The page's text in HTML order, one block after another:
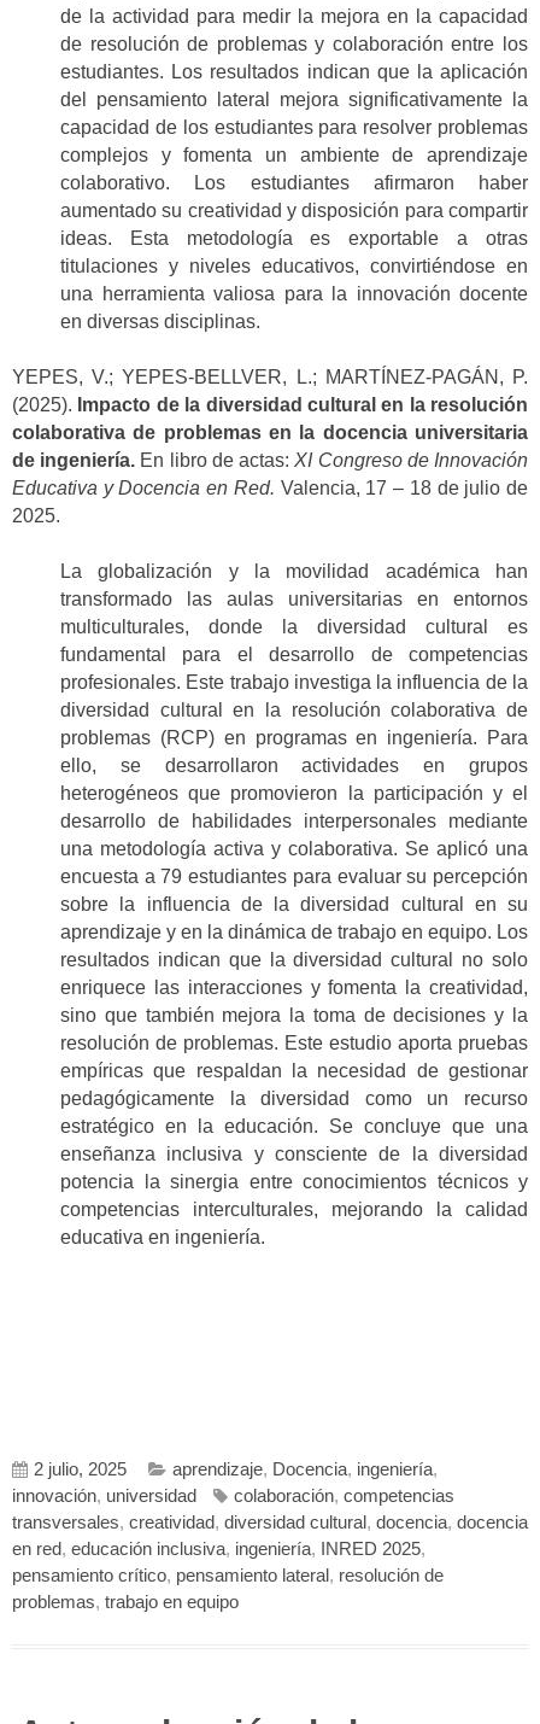
de la actividad para medir la mejora en la capacidad
de resolución de problemas y colaboración entre los
estudiantes. Los resultados indican que la aplicación
del pensamiento lateral mejora significativamente la
capacidad de los estudiantes para resolver problemas
complejos y fomenta un ambiente de aprendizaje
colaborativo. Los estudiantes afirmaron haber
aumentado su creatividad y disposición para compartir
ideas. Esta metodología es exportable a otras
titulaciones y niveles educativos, convirtiéndose en
una herramienta valiosa para la innovación docente
en diversas disciplinas.
YEPES, V.; YEPES-BELLVER, L.; MARTÍNEZ-PAGÁN, P.
(2025). Impacto de la diversidad cultural en la resolución
colaborativa de problemas en la docencia universitaria
de ingeniería. En libro de actas:XI Congreso de Innovación
Educativa y Docencia en Red. Valencia, 17 – 18 de julio de
2025.
La globalización y la movilidad académica han
transformado las aulas universitarias en entornos
multiculturales, donde la diversidad cultural es
fundamental para el desarrollo de competencias
profesionales. Este trabajo investiga la influencia de la
diversidad cultural en la resolución colaborativa de
problemas (RCP) en programas en ingeniería. Para
ello, se desarrollaron actividades en grupos
heterogéneos que promovieron la participación y el
desarrollo de habilidades interpersonales mediante
una metodología activa y colaborativa. Se aplicó una
encuesta a 79 estudiantes para evaluar su percepción
sobre la influencia de la diversidad cultural en su
aprendizaje y en la dinámica de trabajo en equipo. Los
resultados indican que la diversidad cultural no solo
enriquece las interacciones y fomenta la creatividad,
sino que también mejora la toma de decisiones y la
resolución de problemas. Este estudio aporta pruebas
empíricas que respaldan la necesidad de gestionar
pedagógicamente la diversidad como un recurso
estratégico en la educación. Se concluye que una
enseñanza inclusiva y consciente de la diversidad
potencia la sinergia entre conocimientos técnicos y
competencias interculturales, mejorando la calidad
educativa en ingeniería.
2 julio, 2025 aprendizaje, Docencia, ingeniería,
innovación, universidad colaboración, competencias
transversales, creatividad, diversidad cultural , docencia, docencia
en red, educación inclusiva, ingeniería, INRED 2025,
pensamiento crítico, pensamiento lateral , resolución de
problemas, trabajo en equipo